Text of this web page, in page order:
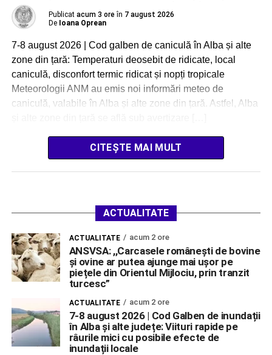
Publicat acum 3 ore în 7 august 2026
De Ioana Oprean
7-8 august 2026 | Cod galben de caniculă în Alba și alte
zone din țară: Temperaturi deosebit de ridicate, local
caniculă, disconfort termic ridicat și nopți tropicale
Meteorologii ANM au emis noi informări meteo de
caniculă, valabile în Alba și alte zone din țară. Astfel, Alba
CITEȘTE MAI MULT
ACTUALITATE
ACTUALITATE acum 2 ore
ANSVSA: ,,Carcasele românești de bovine
și ovine ar putea ajunge mai ușor pe
piețele din Orientul Mijlociu, prin tranzit
turcesc”
ACTUALITATE acum 2 ore
7-8 august 2026 | Cod Galben de inundații
în Alba și alte județe: Viituri rapide pe
râurile mici cu posibile efecte de
inundații locale